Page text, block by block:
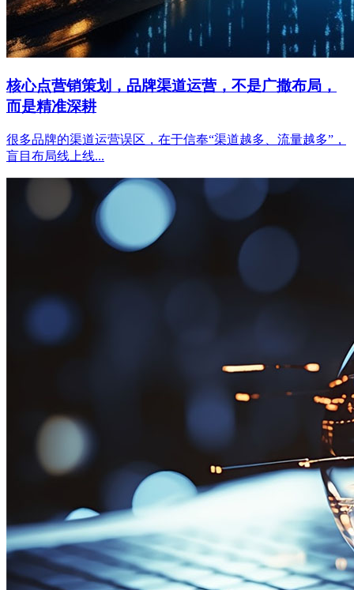
核心点营销策划，品牌渠道运营，不是广撒布局，
而是精准深耕
很多品牌的渠道运营误区，在于信奉“渠道越多、流量越多”，
盲目布局线上线...